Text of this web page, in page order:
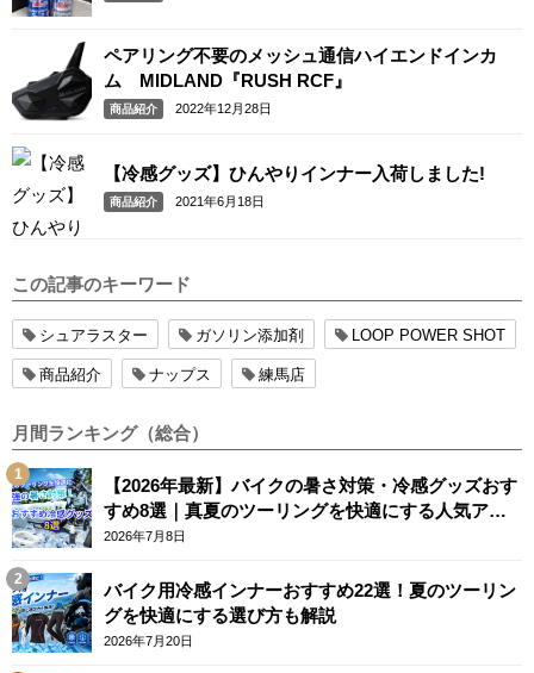
ペアリング不要のメッシュ通信ハイエンドインカ
ム MIDLAND『RUSH RCF』
商品紹介 2022年12月28日
【冷感グッズ】ひんやりインナー入荷しました!
商品紹介 2021年6月18日
この記事のキーワード
シュアラスター ガソリン添加剤 LOOP POWER SHOT
商品紹介 ナップス 練馬店
月間ランキング（総合）
【2026年最新】バイクの暑さ対策・冷感グッズおす
すめ8選｜真夏のツーリングを快適にする人気アイ
テム
2026年7月8日
バイク用冷感インナーおすすめ22選！夏のツーリン
グを快適にする選び方も解説
2026年7月20日